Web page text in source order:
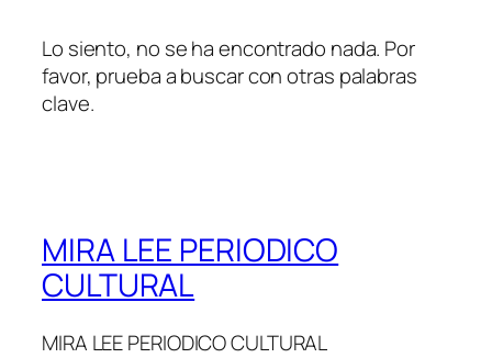
Lo siento, no se ha encontrado nada. Por
favor, prueba a buscar con otras palabras
clave.
MIRA LEE PERIODICO
CULTURAL
MIRA LEE PERIODICO CULTURAL